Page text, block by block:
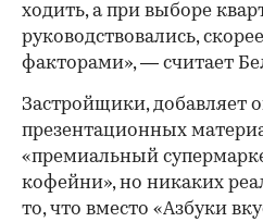
ходить, а при выборе
руководствовались,
факторами», — считает
Застройщики, добавляет
презентационных
«премиальный
кофейни», но никаких
то, что вместо «Азбуки